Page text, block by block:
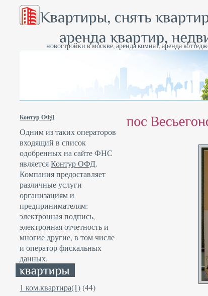
новостройки в москве, аренда комнат, аренда
Контур ОФД
Одним из таких операторов
входящий в список
одобренных на сайте ФНС
являетсяКонтур ОФД.
Компания предоставляет
различные услуги
организациям и
предпринимателям:
электронная подпись,
электронная отчетность и
многие другие, в том числе
и оператор фискальных
данных.
1 ком.квартира(1)(44)